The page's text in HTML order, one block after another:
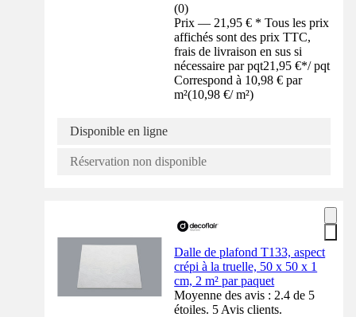
(0)
Prix — 21,95 € * Tous les prix
affichés sont des prix TTC,
frais de livraison en sus si
nécessaire par pqt21,95 €*/ pqt
Correspond à 10,98 € par
m²(10,98 €/ m²)
Disponible en ligne
Réservation non disponible
Dalle de plafond T133, aspect
crépi à la truelle, 50 x 50 x 1
cm, 2 m² par paquet
Moyenne des avis : 2.4 de 5
étoiles. 5 Avis clients.